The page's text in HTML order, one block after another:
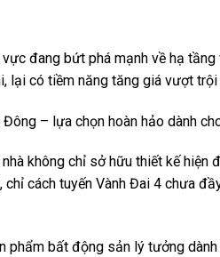
đang bứt phá mạnh về hạ tầng
lại có tiềm năng tăng giá vượt
– lựa chọn hoàn hảo dành
không chỉ sở hữu thiết kế
cách tuyến Vành Đai 4 chưa
bất động sản lý tưởng